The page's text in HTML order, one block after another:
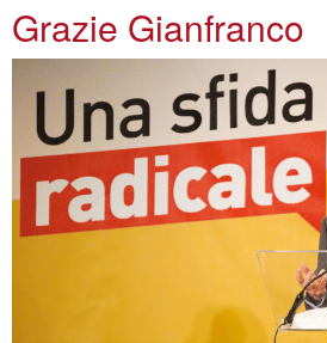
Grazie Gianfranco